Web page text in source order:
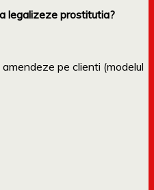
legalizeze prostitutia?
pe clienti (modelul